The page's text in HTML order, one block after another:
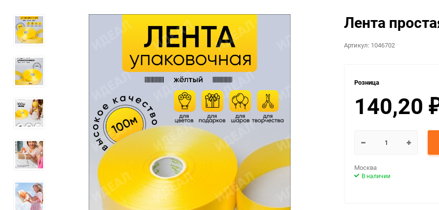
Лента
Артикул: 1046702
Розница
140,20
Москва
В наличии